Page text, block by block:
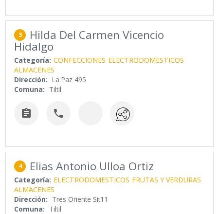
3 Hilda Del Carmen Vicencio
Hidalgo
Categoría: CONFECCIONES ELECTRODOMESTICOS
ALMACENES
Dirección: La Paz 495
Comuna: Tiltil
 
4 Elias Antonio Ulloa Ortiz
Categoría: ELECTRODOMESTICOS FRUTAS Y VERDURAS
ALMACENES
Dirección: Tres Oriente Sit11
Comuna: Tiltil